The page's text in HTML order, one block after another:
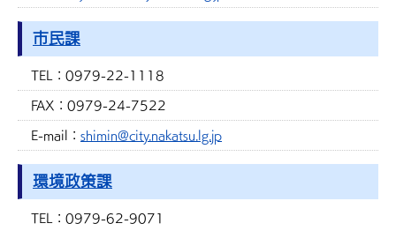
市民課
TEL： 0979-22-1118
FAX： 0979-24-7522
E-mail： shimin@city.nakatsu.lg.jp
環境政策課
TEL： 0979-62-9071